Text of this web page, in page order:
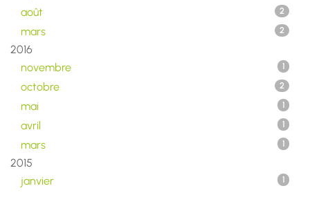
août 2
mars 2
2016
novembre
1
octobre 2
mai 1
avril 1
mars 1
2015
janvier
1